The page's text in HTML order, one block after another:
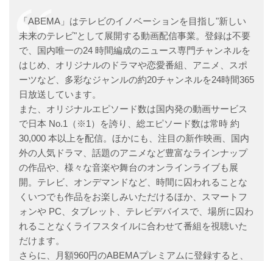
登録は不要 で、スマートフォンやPC、タ
ブレット、主要なテレビデバイスにも対
応し、
いつでも...
「ABEMA」はテレビのイノベーションを目指し"新しい
未来のテレビ"として展開する動画配信事業。登録は不要
で、国内唯一の24 時間編成のニュース専門チャンネルを
はじめ、オリジナルのドラマや恋愛番組、アニメ、スポ
ーツなど、多彩なジャンルの約20チャンネルを24時間365
日放送しています。
また、オリジナルエピソード数は国内発の動画サービス
で日本 No.1（※1）を誇り、総エピソード数は常時 約
30,000 本以上を配信。ほかにも、注目の新作映画、国内
外の人気ドラマ、話題のアニメなど豊富なラインナップ
の作品や、様々な音楽や舞台のオンラインライブも展
開。テレビ、オンデマンドなど、時間に囚われることな
くいつでも作品をお楽しみいただけるほか、スマートフ
ォンや PC、タブレット、テレビデバイスで、場所に囚わ
れることなくライフスタイルに合わせて番組を視聴いた
だけます。
さらに、月額960円のABEMAプレミアムに登録すると、